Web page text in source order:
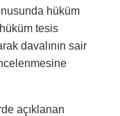
hüküm
tesis
davalının sair
açıklanan